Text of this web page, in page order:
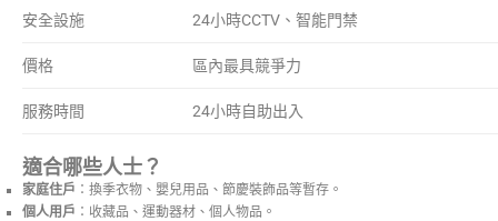
安全設施 24小時CCTV、智能門禁
價格 區內最具競爭力
服務時間 24小時自助出入
適合哪些人士？
家庭住戶 ：換季衣物、嬰兒用品、節慶裝飾品等暫存。
個人用戶 ：收藏品、運動器材、個人物品。